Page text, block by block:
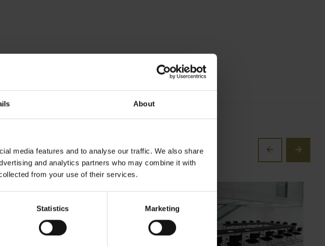
About
media features and to analyse our traffic. We also share
and analytics partners who may combine it with
from your use of their services.
Statistics Marketing